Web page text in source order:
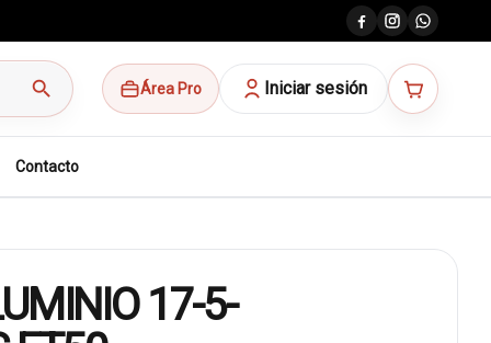
search Área Pro Iniciar sesión
Contacto
17-5-